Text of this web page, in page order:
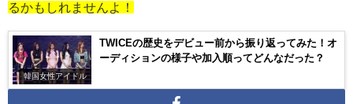
るかもしれませんよ！
韓国女性アイドル
TWICEの歴史をデビュー前から振り返ってみた！オ
ーディションの様子や加入順ってどんなだった？